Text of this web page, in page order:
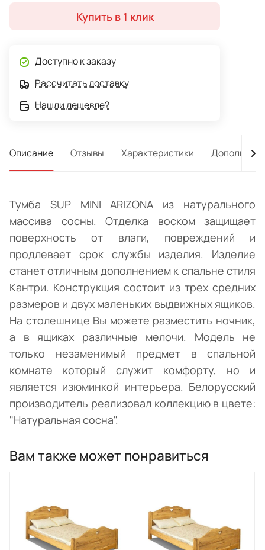
Купить в 1 клик
Доступно к заказу
Рассчитать доставку
Нашли дешевле?
Описание Отзывы Характеристики
Тумба SUP MINI ARIZONA из натурального
массива сосны. Отделка воском защищает
поверхность от влаги, повреждений и
продлевает срок службы изделия. Изделие
станет отличным дополнением к спальне стиля
Кантри. Конструкция состоит из трех средних
размеров и двух маленьких выдвижных ящиков.
На столешнице Вы можете разместить ночник,
а в ящиках различные мелочи. Модель не
только незаменимый предмет в спальной
комнате который служит комфорту, но и
является изюминкой интерьера. Белорусский
производитель реализовал коллекцию в цвете:
"Натуральная сосна".
Вам также может понравиться